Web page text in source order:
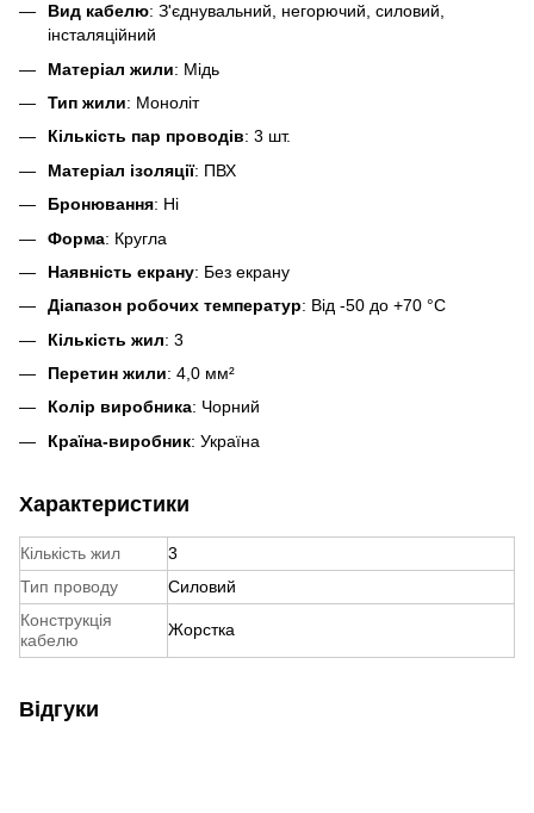
Вид кабелю: З'єднувальний, негорючий, силовий,
інсталяційний
Матеріал жили: Мідь
Тип жили: Моноліт
Кількість пар проводів: 3 шт.
Матеріал ізоляції: ПВХ
Бронювання: Ні
Форма: Кругла
Наявність екрану: Без екрану
Діапазон робочих температур: Від -50 до +70 °C
Кількість жил: 3
Перетин жили: 4,0 мм²
Колір виробника: Чорний
Країна-виробник: Україна
Характеристики
Кількість жил
3
Тип проводу
Силовий
Конструкція
кабелю
Жорстка
Відгуки